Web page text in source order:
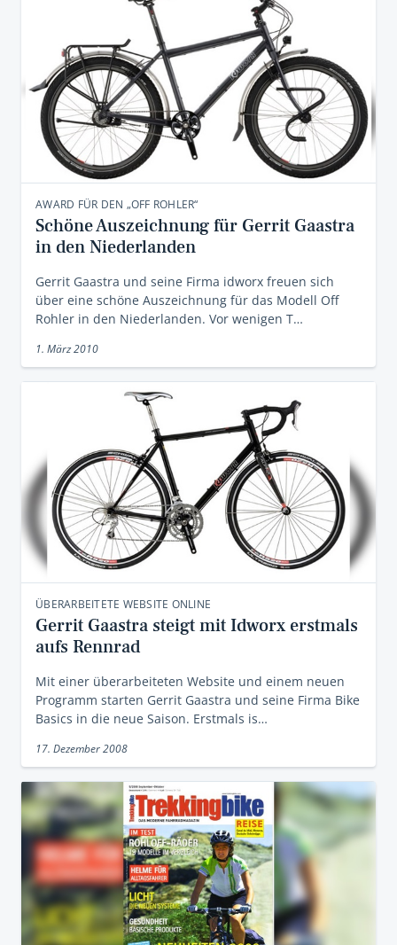
AWARD FÜR DEN „OFF ROHLER“
Schöne Auszeichnung für Gerrit Gaastra
in den Niederlanden
Gerrit Gaastra und seine Firma idworx freuen sich
über eine schöne Auszeichnung für das Modell Off
Rohler in den Niederlanden. Vor wenigen T…
1. März 2010
ÜBERARBEITETE WEBSITE ONLINE
Gerrit Gaastra steigt mit Idworx erstmals
aufs Rennrad
Mit einer überarbeiteten Website und einem neuen
Programm starten Gerrit Gaastra und seine Firma Bike
Basics in die neue Saison. Erstmals is…
17. Dezember 2008